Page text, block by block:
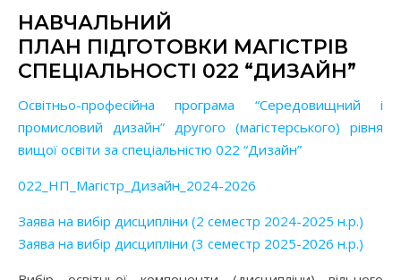
НАВЧАЛЬНИЙ
ПЛАН ПІДГОТОВКИ МАГІСТРІВ
СПЕЦІАЛЬНОСТІ 022 “ДИЗАЙН”
Освітньо-професійна програма “Середовищний і
промисловий дизайн” другого (магістерського) рівня
вищої освіти за спеціальністю 022 “Дизайн”
022_НП_Магістр_Дизайн_2024-2026
Заява на вибір дисципліни (2 семестр 2024-2025 н.р.)
Заява на вибір дисципліни (3 семестр 2025-2026 н.р.)